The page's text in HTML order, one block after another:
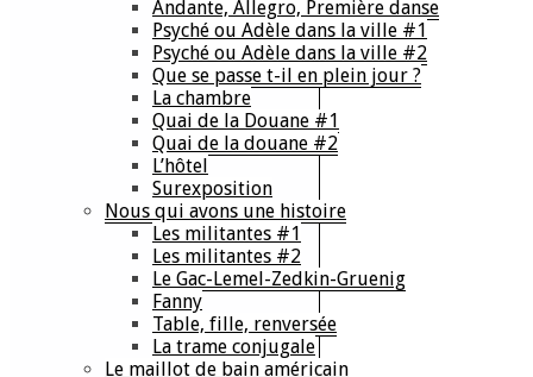
Andante, Allegro, Première danse
Psyché ou Adèle dans la ville #1
Psyché ou Adèle dans la ville #2
Que se passe t-il en plein jour ?
La chambre
Quai de la Douane #1
Quai de la douane #2
L’hôtel
Surexposition
Nous qui avons une histoire
Les militantes #1
Les militantes #2
Le Gac-Lemel-Zedkin-Gruenig
Fanny
Table, fille, renversée
La trame conjugale
Le maillot de bain américain